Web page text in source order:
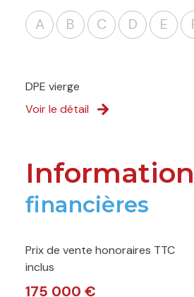
A B C D E
DPE vierge
Voir le détail
financières
Prix de vente honoraires TTC
inclus
175 000 €